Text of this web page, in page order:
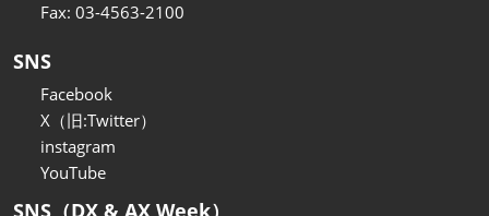
Fax: 03-4563-2100
SNS
Facebook
X（旧:Twitter）
instagram
YouTube
SNS（DX & AX Week）